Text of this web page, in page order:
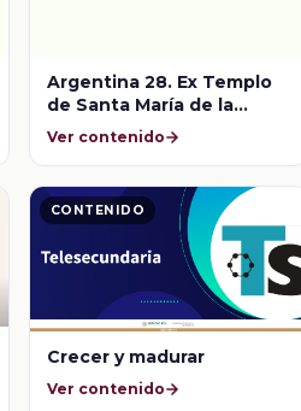
Argentina 28. Ex Templo
de Santa María de la
Encarnación del Divino
Ver contenido
CONTENIDO
Crecer y madurar
Ver contenido